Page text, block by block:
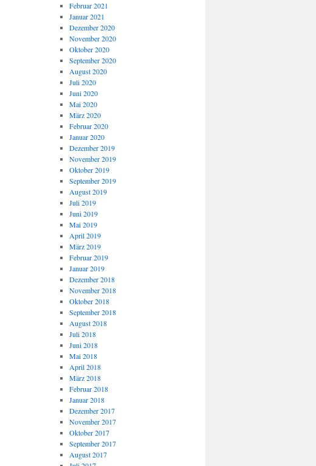
Februar 2021
Januar 2021
Dezember 2020
November 2020
Oktober 2020
September 2020
August 2020
Juli 2020
Juni 2020
Mai 2020
März 2020
Februar 2020
Januar 2020
Dezember 2019
November 2019
Oktober 2019
September 2019
August 2019
Juli 2019
Juni 2019
Mai 2019
April 2019
März 2019
Februar 2019
Januar 2019
Dezember 2018
November 2018
Oktober 2018
September 2018
August 2018
Juli 2018
Juni 2018
Mai 2018
April 2018
März 2018
Februar 2018
Januar 2018
Dezember 2017
November 2017
Oktober 2017
September 2017
August 2017